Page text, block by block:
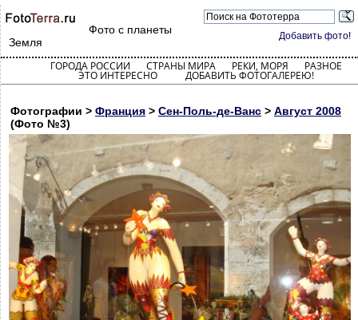
Добавить фото!
Фото с планеты
Земля
ГОРОДА РОССИИ СТРАНЫ МИРА РЕКИ, МОРЯ РАЗНОЕ
ЭТО ИНТЕРЕСНО ДОБАВИТЬ ФОТОГАЛЕРЕЮ!
Фотографии > Франция > Сен-Поль-де-Ванс > Август 2008
(Фото №3)